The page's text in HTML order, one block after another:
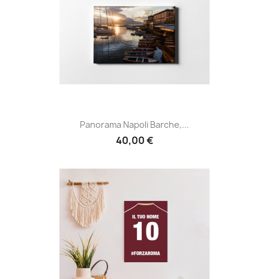
Panorama Napoli Barche,...
40,00 €